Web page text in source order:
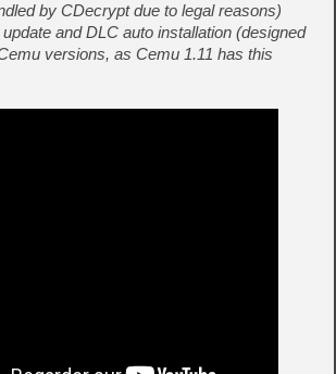
by CDecrypt due to legal reasons)
and DLC auto installation (designed
versions, as Cemu 1.11 has this